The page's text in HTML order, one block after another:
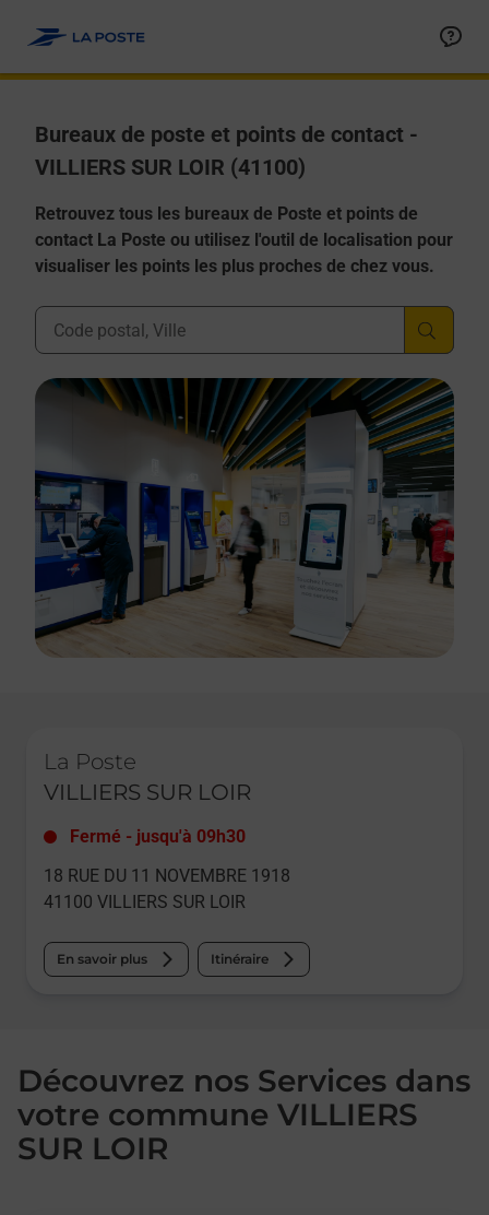
Bureaux de poste et points de contact -
VILLIERS SUR LOIR (41100)
Retrouvez tous les bureaux de Poste et points de
contact La Poste ou utilisez l'outil de localisation pour
visualiser les points les plus proches de chez vous.
Ville, Département, Code Postal
La Poste
VILLIERS SUR LOIR
Fermé - jusqu'à 09h30
18 RUE DU 11 NOVEMBRE 1918
41100 VILLIERS SUR LOIR
En savoir plus Itinéraire
Découvrez nos Services dans
votre commune VILLIERS
SUR LOIR